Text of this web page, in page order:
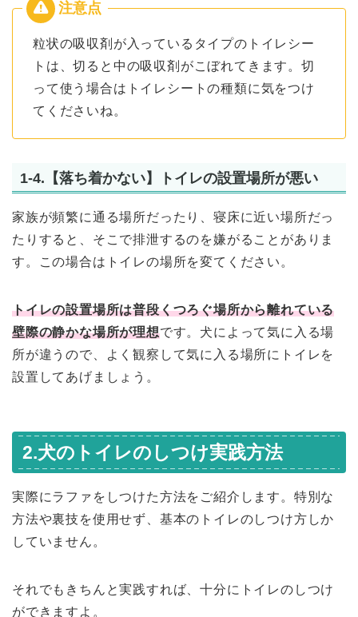
粒状の吸収剤が入っているタイプのトイレシー
トは、切ると中の吸収剤がこぼれてきます。切
って使う場合はトイレシートの種類に気をつけ
てくださいね。
1-4.【落ち着かない】トイレの設置場所が悪い
家族が頻繁に通る場所だったり、寝床に近い場所だっ
たりすると、そこで排泄するのを嫌がることがありま
す。この場合はトイレの場所を変てください。
トイレの設置場所は普段くつろぐ場所から離れている
壁際の静かな場所が理想です。犬によって気に入る場
所が違うので、よく観察して気に入る場所にトイレを
設置してあげましょう。
2.犬のトイレのしつけ実践方法
実際にラファをしつけた方法をご紹介します。特別な
方法や裏技を使用せず、基本のトイレのしつけ方しか
していません。
それでもきちんと実践すれば、十分にトイレのしつけ
ができますよ。